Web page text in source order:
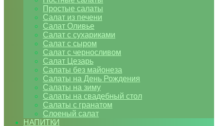
Простые салаты
Салат из печени
Салат Оливье
Салат с сухариками
Салат с сыром
Салат с черносливом
Салат Цезарь
Салаты без майонеза
Салаты на День Рождения
Салаты на зиму
Салаты на свадебный стол
Салаты с гранатом
Слоеный салат
НАПИТКИ